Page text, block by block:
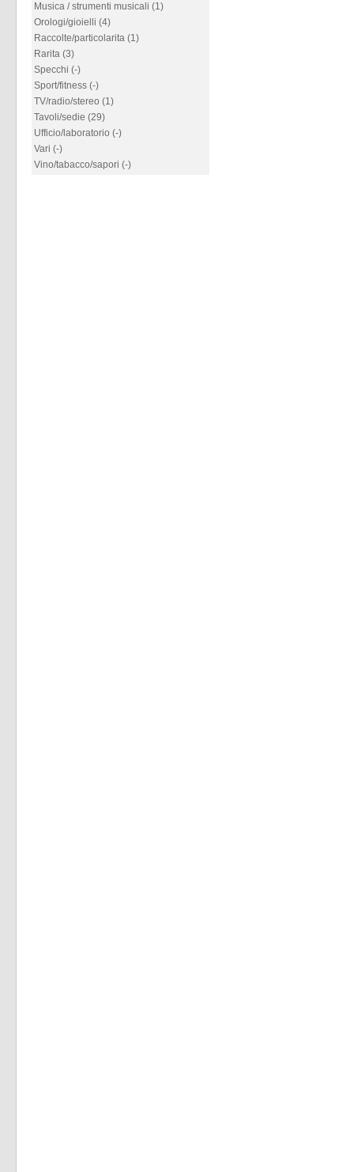
Musica / strumenti musicali (1)
Orologi/gioielli (4)
Raccolte/particolarita (1)
Rarita (3)
Specchi (-)
Sport/fitness (-)
TV/radio/stereo (1)
Tavoli/sedie (29)
Ufficio/laboratorio (-)
Vari (-)
Vino/tabacco/sapori (-)